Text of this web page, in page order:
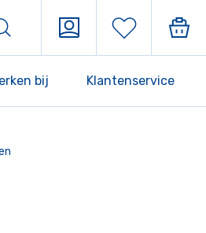
bij Klantenservice